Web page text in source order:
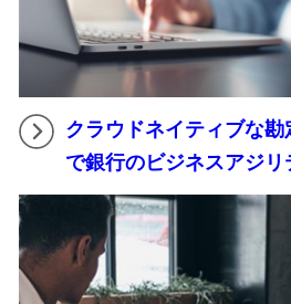
クラウドネイティブな
で銀行のビジネスアジリ